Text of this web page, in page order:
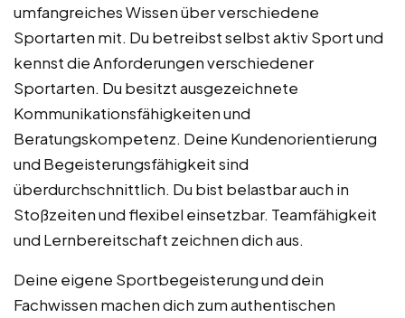
umfangreiches Wissen über verschiedene
Sportarten mit. Du betreibst selbst aktiv Sport und
kennst die Anforderungen verschiedener
Sportarten. Du besitzt ausgezeichnete
Kommunikationsfähigkeiten und
Beratungskompetenz. Deine Kundenorientierung
und Begeisterungsfähigkeit sind
überdurchschnittlich. Du bist belastbar auch in
Stoßzeiten und flexibel einsetzbar. Teamfähigkeit
und Lernbereitschaft zeichnen dich aus.
Deine eigene Sportbegeisterung und dein
Fachwissen machen dich zum authentischen